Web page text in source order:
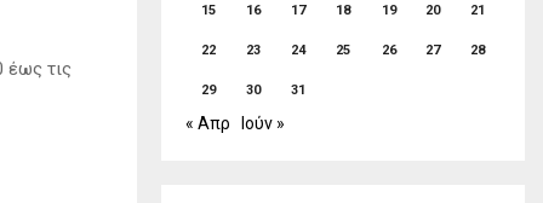
έως τις
15 16 17 18 19 20 21
22 23 24 25 26 27 28
29 30 31
« Απρ Ιούν »